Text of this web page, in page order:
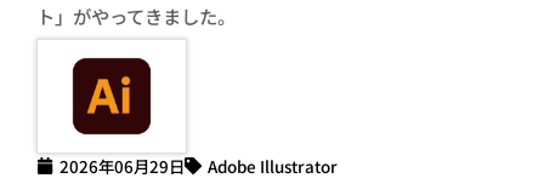
ト」がやってきました。
2026年06月29日
Adobe Illustrator